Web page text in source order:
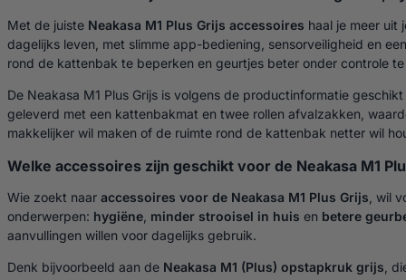
Met de juiste Neakasa M1 Plus Grijs accessoires haal je meer uit
dagelijks leven, met slimme app-bediening, sensorveiligheid en
rond de kattenbak te beperken en geurtjes beter onder controle
De Neakasa M1 Plus Grijs is volgens de productinformatie
geleverd met een kattenbakmat en twee rollen afvalzakken,
makkelijker wil maken of de ruimte rond de kattenbak netter wil
Welke accessoires zijn geschikt voor de Neakasa M1
Wie zoekt naar accessoires voor de Neakasa M1 Plus Grijs , wil
onderwerpen: hygiëne minder strooisel in huis en betere
aanvullingen willen voor dagelijks gebruik.
Denk bijvoorbeeld aan de Neakasa M1 (Plus) opstapkruk grijs ,